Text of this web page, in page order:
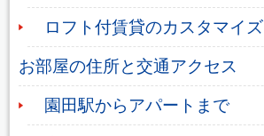
ロフト付賃貸のカスタマイズ
お部屋の住所と交通アクセス
園田駅からアパートまで